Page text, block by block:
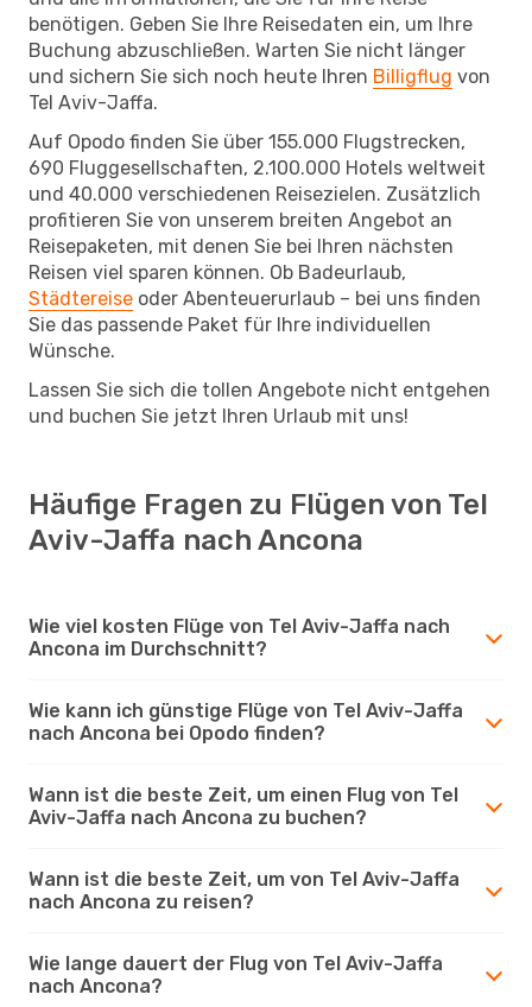
benötigen. Geben Sie Ihre Reisedaten ein, um Ihre
Buchung abzuschließen. Warten Sie nicht länger
und sichern Sie sich noch heute Ihren Billigflug von
Tel Aviv-Jaffa.
Auf Opodo finden Sie über 155.000 Flugstrecken,
690 Fluggesellschaften, 2.100.000 Hotels weltweit
und 40.000 verschiedenen Reisezielen. Zusätzlich
profitieren Sie von unserem breiten Angebot an
Reisepaketen, mit denen Sie bei Ihren nächsten
Reisen viel sparen können. Ob Badeurlaub,
Städtereise oder Abenteuerurlaub – bei uns finden
Sie das passende Paket für Ihre individuellen
Wünsche.
Lassen Sie sich die tollen Angebote nicht entgehen
und buchen Sie jetzt Ihren Urlaub mit uns!
Häufige Fragen zu Flügen von Tel
Aviv-Jaffa nach Ancona
Wie viel kosten Flüge von Tel Aviv-Jaffa nach
Ancona im Durchschnitt?
Wie kann ich günstige Flüge von Tel Aviv-Jaffa
nach Ancona bei Opodo finden?
Wann ist die beste Zeit, um einen Flug von Tel
Aviv-Jaffa nach Ancona zu buchen?
Wann ist die beste Zeit, um von Tel Aviv-Jaffa
nach Ancona zu reisen?
Wie lange dauert der Flug von Tel Aviv-Jaffa
nach Ancona?